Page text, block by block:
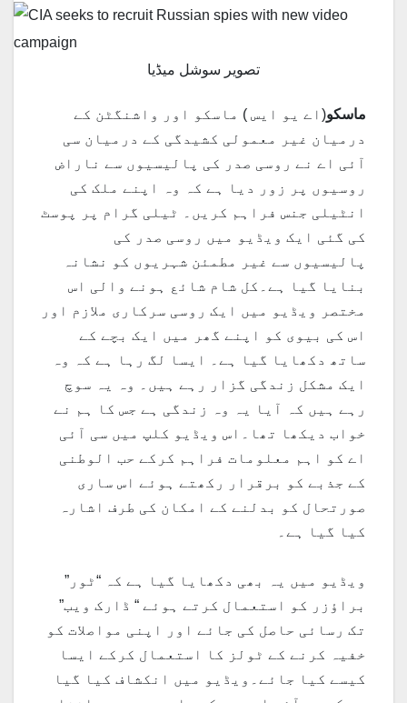
تصویر سوشل میڈیا
ماسکو(اے یو ایس ) ماسکو اور واشنگٹن کے
درمیان غیر معمولی کشیدگی کے درمیان سی
آئی اے نے روسی صدر کی پالیسیوں سے ناراض
روسیوں پر زور دیا ہے کہ وہ اپنے ملک کی
انٹیلی جنس فراہم کریں۔ ٹیلی گرام پر پوسٹ
کی گئی ایک ویڈیو میں روسی صدر کی
پالیسیوں سے غیر مطمئن شہریوں کو نشانہ
بنایا گیا ہے۔کل شام شائع ہونے والی اس
مختصر ویڈیو میں ایک روسی سرکاری ملازم اور
اس کی بیوی کو اپنے گھر میں ایک بچے کے
ساتھ دکھایا گیا ہے۔ ایسا لگ رہا ہے کہ وہ
ایک مشکل زندگی گزار رہے ہیں۔ وہ یہ سوچ
رہے ہیں کہ آیا یہ وہ زندگی ہے جس کا ہم نے
خواب دیکھا تھا۔اس ویڈیو کلپ میں سی آئی
اے کو اہم معلومات فراہم کرکے حب الوطنی
کے جذبے کو برقرار رکھتے ہوئے اس ساری
صورتحال کو بدلنے کے امکان کی طرف اشارہ
کیا گیا ہے۔
ویڈیو میں یہ بھی دکھایا گیا ہے کہ “ٹور”
براؤزر کو استعمال کرتے ہوئے “ ڈارک ویب”
تک رسائی حاصل کی جائے اور اپنی مواصلات کو
خفیہ کرنے کے ٹولز کا استعمال کرکے ایسا
کیسے کیا جائے۔ویڈیو میں انکشاف کیا گیا